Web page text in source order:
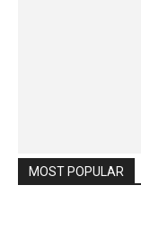
MOST POPULAR